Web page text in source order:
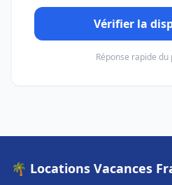
Vérifier la
Réponse rapide
🌴 Locations Vacances